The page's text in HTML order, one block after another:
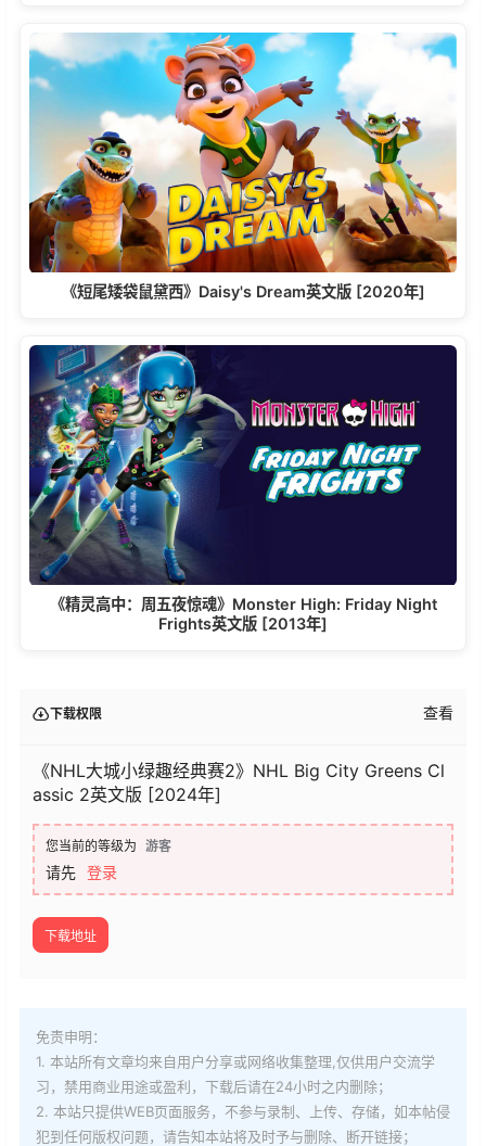
《短尾矮袋鼠黛西》Daisy's Dream英文版 [2020年]
《精灵高中：周五夜惊魂》Monster High: Friday Night
Frights英文版 [2013年]
下载权限 查看
​​《NHL大城小绿趣经典赛2》NHL Big City Greens Cl
assic 2英文版 [2024年]
您当前的等级为 游客
请先 登录
下载地址
免责申明：
1. 本站所有文章均来自用户分享或网络收集整理,仅供用户交流学
习，禁用商业用途或盈利，下载后请在24小时之内删除；
2. 本站只提供WEB页面服务，不参与录制、上传、存储，如本帖侵
犯到任何版权问题，请告知本站将及时予与删除、断开链接；